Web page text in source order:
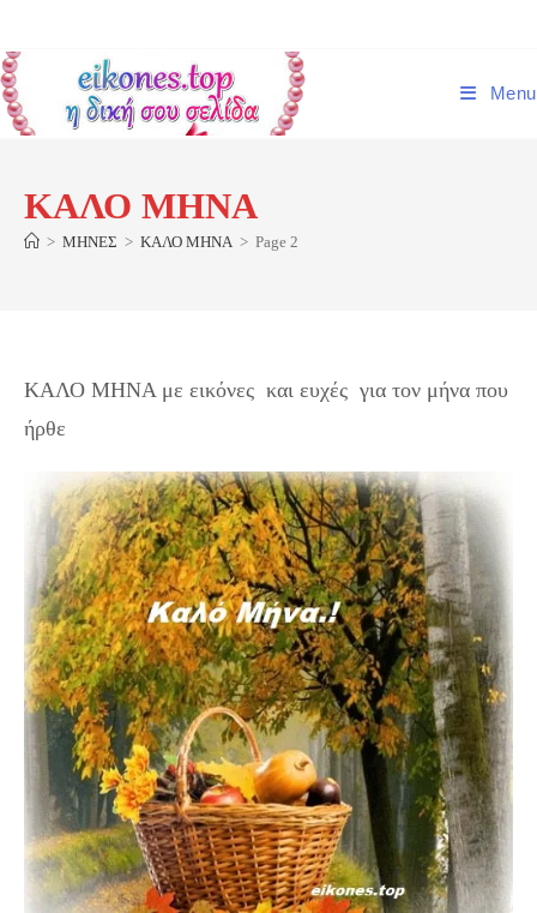
content
Menu
ΚΑΛΟ ΜΗΝΑ
> ΜΗΝΕΣ > ΚΑΛΟ ΜΗΝΑ > Page 2
ΚΑΛΟ ΜΗΝΑ με εικόνες και ευχές για τον μήνα που
ήρθε